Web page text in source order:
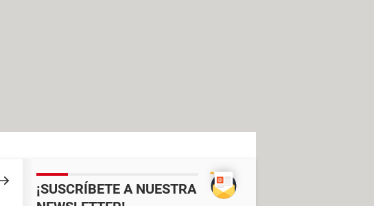
¡SUSCRÍBETE A NUESTRA